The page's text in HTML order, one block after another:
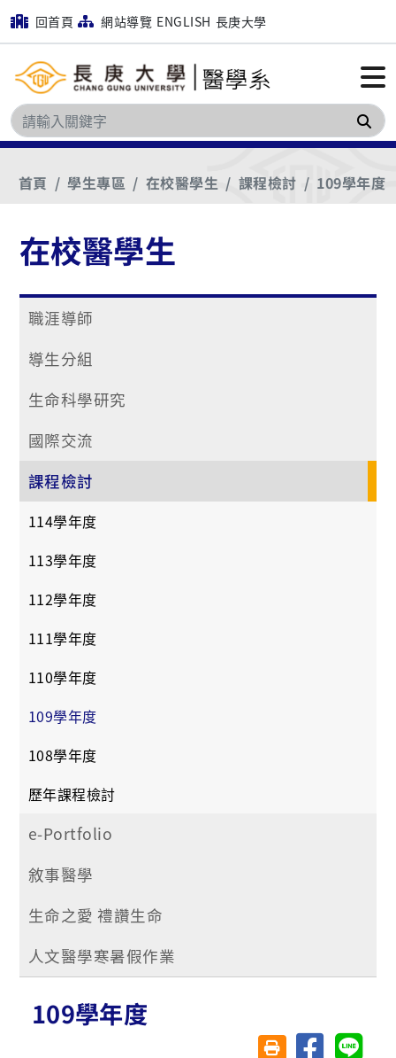
回首頁 網站導覽 ENGLISH 長庚大學
搜
首頁 學生專區 在校醫學生 課程檢討 109學年度
在校醫學生
職涯導師
導生分組
生命科學研究
國際交流
課程檢討
114學年度
113學年度
112學年度
111學年度
110學年度
109學年度
108學年度
歷年課程檢討
e-Portfolio
敘事醫學
生命之愛 禮讚生命
人文醫學寒暑假作業
109學年度
友善列印(另開視窗)
分享至臉書分享